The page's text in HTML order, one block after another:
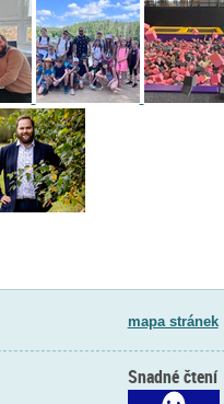
mapa stránek|
Snadné čtení